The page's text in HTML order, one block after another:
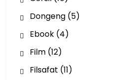
Dongeng(5)
Ebook(4)
Film(12)
Filsafat (11)